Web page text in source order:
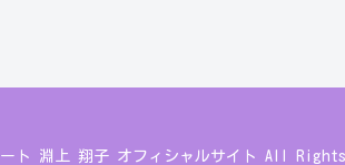
ト 淵上 翔子 オフィシャルサイト All